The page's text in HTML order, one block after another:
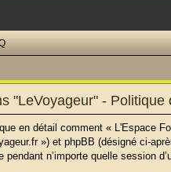
"LeVoyageur" - Politique
en détail comment « L'Espace
») et phpBB (désigné ci-
pendant n’importe quelle session